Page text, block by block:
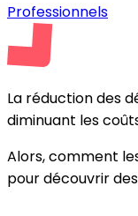
Professionnels
La réduction des
diminuant les
Alors, comment
pour découvrir